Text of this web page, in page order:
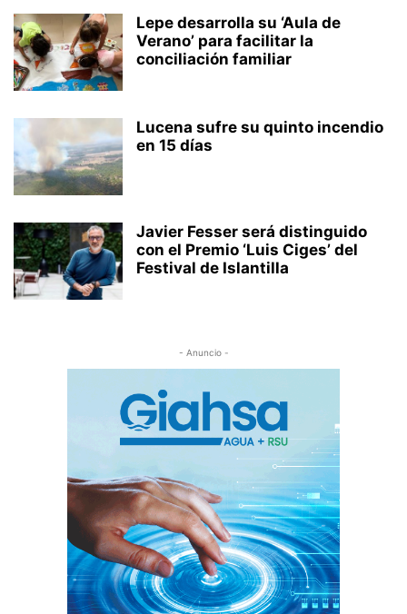
Lepe desarrolla su ‘Aula de
Verano’ para facilitar la
conciliación familiar
Lucena sufre su quinto incendio
en 15 días
Javier Fesser será distinguido
con el Premio ‘Luis Ciges’ del
Festival de Islantilla
- Anuncio -